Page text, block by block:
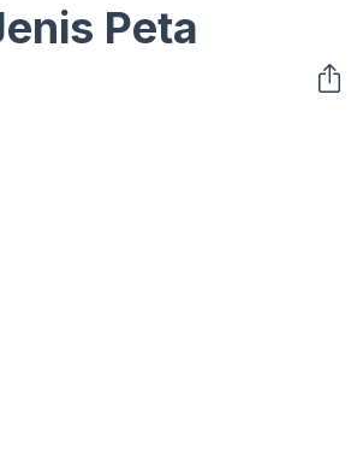
Peta